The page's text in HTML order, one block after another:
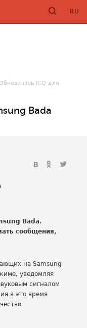
RU
Обновилась ICQ для
Bada
Bada.
сообщения,
на Samsung
уведомляя
сигналом
в это время